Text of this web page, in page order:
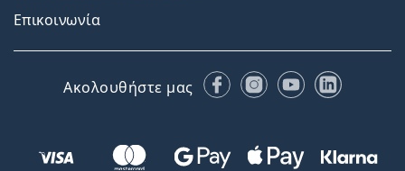
Επικοινωνία
Ακολουθήστε μας FacebookInstagram
YouTubeLinkedIn